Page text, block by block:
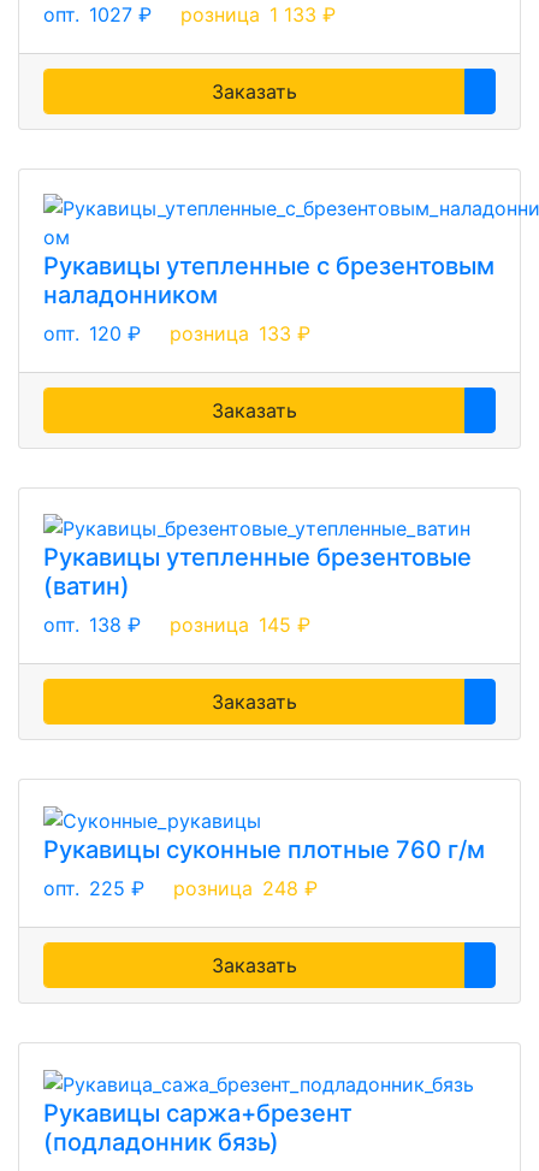
опт. 1027 ₽ розница 1 133 ₽
Заказать
Рукавицы утепленные с брезентовым
наладонником
опт. 120 ₽ розница 133 ₽
Заказать
Рукавицы утепленные брезентовые
(ватин)
опт. 138 ₽ розница 145 ₽
Заказать
Рукавицы суконные плотные 760 г/м
опт. 225 ₽ розница 248 ₽
Заказать
Рукавицы саржа+брезент
(подладонник бязь)